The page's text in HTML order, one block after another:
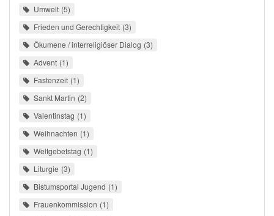
Umwelt 5
Frieden und Gerechtigkeit 3
Ökumene / interreligiöser Dialog 3
Advent 1
Fastenzeit 1
Sankt Martin 2
Valentinstag 1
Weihnachten 1
Weltgebetstag 1
Liturgie 3
Bistumsportal Jugend 1
Frauenkommission 1